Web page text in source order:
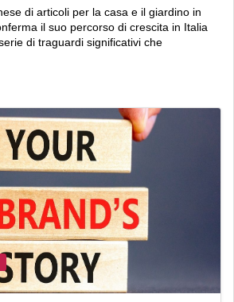
di articoli per la casa e il giardino in
il suo percorso di crescita in Italia
di traguardi significativi che